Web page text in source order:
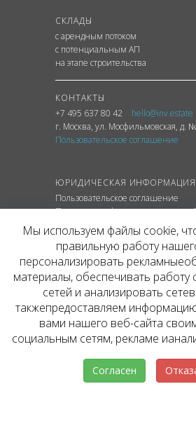
СКЛАДЫ
с арендным потоком
с потенциальным АП
на этапе строительства
КОНТАКТЫ
+7 495 637 80 42
hello@inv.estate
г. Москва, ул. Мосфильмовская, д.
Пользовательское соглашение
ЮРИДИЧЕСКАЯ ИНФОРМАЦИЯ
Пользовательское соглашение
Политика конфиденциальности
Политика обработки
© ОФИЦИАЛЬНЫЙ САЙТ
INVESTATE, 2026
Представленная на сайте агентства
в т.ч. стоимости объектов, носит
характер и не является публичной
аренды объекта могут быть изменены
без уведомления.
Мы используем файлы cookie,
правильную работу
персонализировать
материалы, обеспечивать работу
сетей и анализировать
такжепредоставляем
вами нашего веб-сайта
социальным сетям, рекламе
Согласен